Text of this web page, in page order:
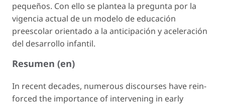
pequeños. Con ello se plantea la pregunta por la
vigencia actual de un modelo de educación
preescolar orientado a la anticipación y aceleración
del desarrollo infantil.
Resumen (en)
In recent decades, numerous discourses have rein-
forced the importance of intervening in early